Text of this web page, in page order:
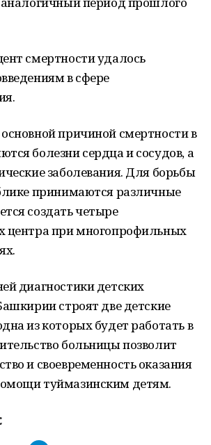
смертности удалось
в сфере
причиной смертности в
болезни сердца и сосудов, а
заболевания. Для борьбы
принимаются различные
создать четыре
центра при многопрофильных
диагностики детских
строят две детские
из которых будет работать в
больницы позволит
и своевременность оказания
туймазинским детям.